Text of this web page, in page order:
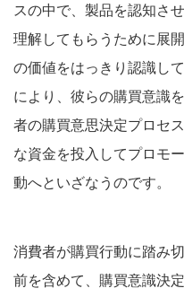
スの中で、製品を認知さ
理解してもらうために展
の価値をはっきり認識し
により、彼らの購買意識
者の購買意思決定プロセ
な資金を投入してプロモ
動へといざなうのです。
消費者が購買行動に踏み
前を含めて、購買意識決